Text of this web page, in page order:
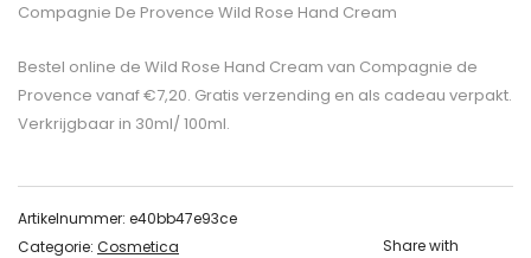
Compagnie De Provence Wild Rose Hand Cream
Bestel online de Wild Rose Hand Cream van Compagnie de
Provence vanaf €7,20. Gratis verzending en als cadeau verpakt.
Verkrijgbaar in 30ml/ 100ml.
Artikelnummer: e40bb47e93ce
Categorie: Cosmetica
Share with